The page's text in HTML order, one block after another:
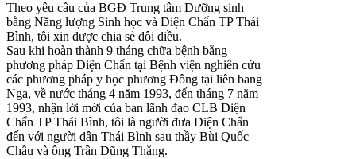
Theo yêu cầu của BGĐ Trung tâm Dưỡng sinh
bằng Năng lượng Sinh học và Diện Chẩn TP Thái
Bình, tôi xin được chia sẻ đôi điều.
Sau khi hoàn thành 9 tháng chữa bệnh bằng
phương pháp Diện Chẩn tại Bệnh viện nghiên cứu
các phương pháp y học phương Đông tại liên bang
Nga, về nước tháng 4 năm 1993, đến tháng 7 năm
1993, nhận lời mời của ban lãnh đạo CLB Diện
Chẩn TP Thái Bình, tôi là người đưa Diện Chẩn
đến với người dân Thái Bình sau thầy Bùi Quốc
Châu và ông Trần Dũng Thắng.